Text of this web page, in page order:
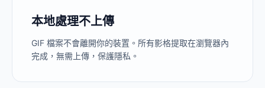
本地處理不上傳
GIF 檔案不會離開你的裝置。所有影格提取在瀏覽器內
完成，無需上傳，保護隱私。